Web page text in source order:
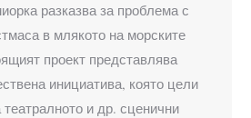
разказва за проблема с
в млякото на морските
проект представлява
инициатива, която цели
и др. сценични